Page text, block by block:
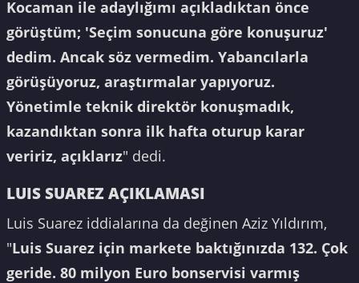
Kocaman ile adaylığımı açıkladıktan önce
görüştüm; 'Seçim sonucuna göre konuşuruz'
dedim. Ancak söz vermedim. Yabancılarla
görüşüyoruz, araştırmalar yapıyoruz.
Yönetimle teknik direktör konuşmadık,
kazandıktan sonra ilk hafta oturup karar
veririz, açıklarız" dedi.
LUIS SUAREZ AÇIKLAMASI
Luis Suarez iddialarına da değinen Aziz Yıldırım,
"Luis Suarez için markete baktığınızda 132. Çok
geride. 80 milyon Euro bonservisi varmış